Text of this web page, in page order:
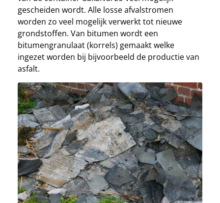
gescheiden wordt. Alle losse afvalstromen
worden zo veel mogelijk verwerkt tot nieuwe
grondstoffen. Van bitumen wordt een
bitumengranulaat (korrels) gemaakt welke
ingezet worden bij bijvoorbeeld de productie van
asfalt.